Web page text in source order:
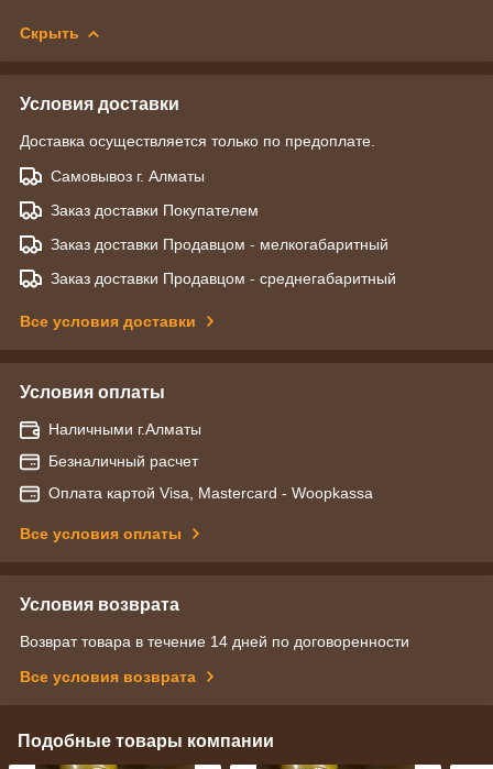
Скрыть
Условия доставки
Доставка осуществляется только по предоплате.
Самовывоз г. Алматы
Заказ доставки Покупателем
Заказ доставки Продавцом - мелкогабаритный
Заказ доставки Продавцом - среднегабаритный
Все условия доставки
Условия оплаты
Наличными г.Алматы
Безналичный расчет
Оплата картой Visa, Mastercard - Woopkassa
Все условия оплаты
Условия возврата
Возврат товара в течение 14 дней по договоренности
Все условия возврата
Подобные товары компании